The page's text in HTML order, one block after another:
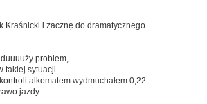
Kraśnicki i zacznę do dramatycznego
problem,
takiej sytuacji.
alkomatem wydmuchałem 0,22
jazdy.